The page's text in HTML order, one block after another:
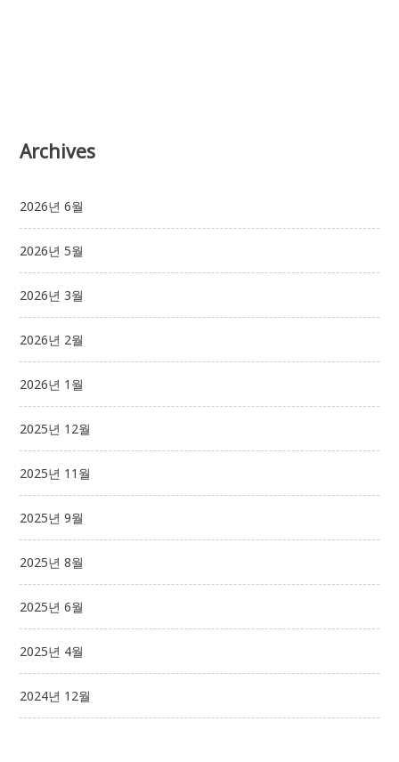
Archives
2026년 6월
2026년 5월
2026년 3월
2026년 2월
2026년 1월
2025년 12월
2025년 11월
2025년 9월
2025년 8월
2025년 6월
2025년 4월
2024년 12월